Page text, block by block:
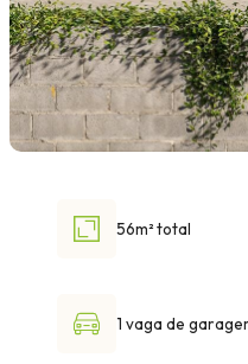
56m² total
1 vaga de